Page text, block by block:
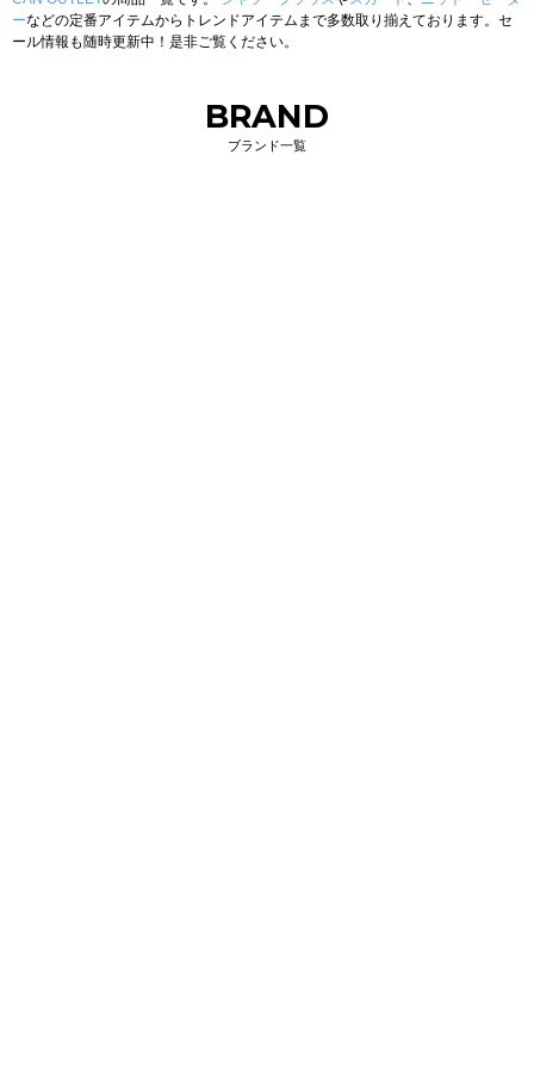
ーなどの定番アイテムからトレンドアイテムまで多数取り揃えております。セ
ール情報も随時更新中！是非ご覧ください。
BRAND
ブランド一覧